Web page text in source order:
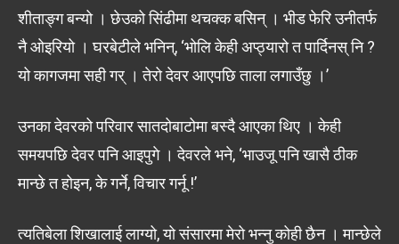
शीताङ्ग बन्यो । छेउको सिंढीमा थचक्क बसिन् । भीड फेरि उनीतर्फ
नै ओइरियो । घरबेटीले भनिन्, ‘भोलि केही अप्ठ्यारो त पार्दिनस् नि ?
यो कागजमा सही गर् । तेरो देवर आएपछि ताला लगाउँछु ।’
उनका देवरको परिवार सातदोबाटोमा बस्दै आएका थिए । केही
समयपछि देवर पनि आइपुगे । देवरले भने, ‘भाउजू पनि खासै ठीक
मान्छे त होइन, के गर्ने, विचार गर्नू !’
त्यतिबेला शिखालाई लाग्यो, यो संसारमा मेरो भन्नु कोही छैन । मान्छेले